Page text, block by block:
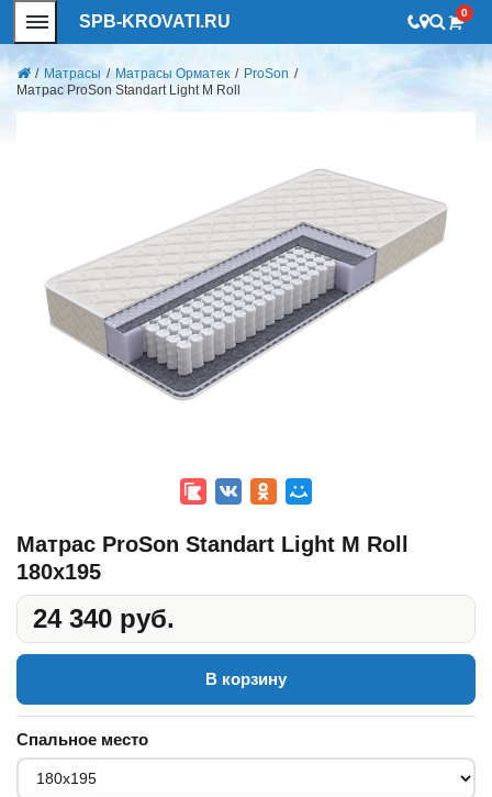
SPB-KROVATI.RU 0
/ Матрасы / Матрасы Орматек / ProSon /
Матрас ProSon Standart Light M Roll
Матрас ProSon Standart Light M Roll
180x195
24 340 руб.
В корзину
Спальное место